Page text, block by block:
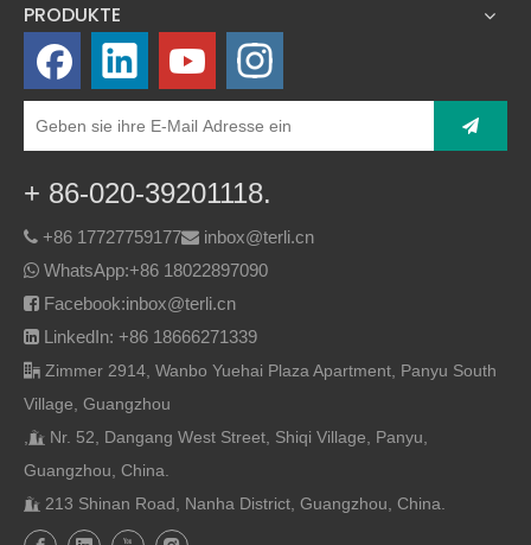
PRODUKTE
+ 86-020-39201118.
 +86 17727759177 inbox@terli.cn
 WhatsApp:+86 18022897090
 Facebook:inbox@terli.cn
 LinkedIn: +86 18666271339
 Zimmer 2914, Wanbo Yuehai Plaza Apartment, Panyu South
Village, Guangzhou
 Nr. 52, Dangang West Street, Shiqi Village, Panyu,
Guangzhou, China.
 213 Shinan Road, Nanha District, Guangzhou, China.